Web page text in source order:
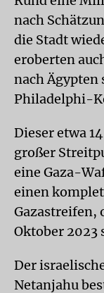
nach
die Stadt
eroberten
nach Ägypten
Philadelphi-
Dieser etwa
großer
eine Gaza-
einen
Gazastreifen,
Oktober 2023
Der
Netanjahu